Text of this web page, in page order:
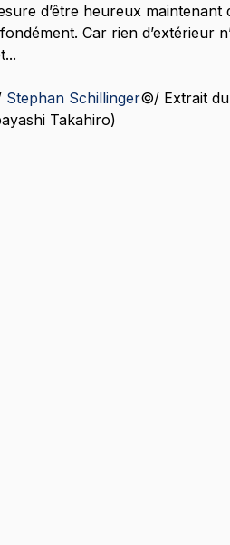
d’être heureux
Car rien d’extérieur
Stephan Schillinger©️/ Extrait
Takahiro)